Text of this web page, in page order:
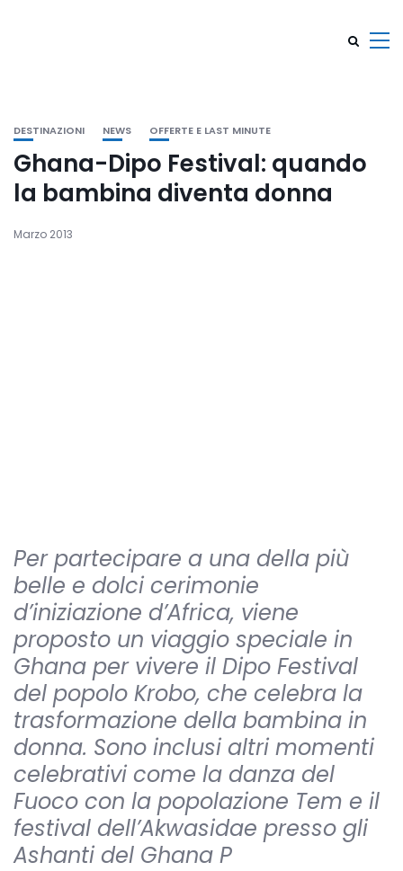
DESTINAZIONI NEWS OFFERTE E LAST MINUTE
Ghana-Dipo Festival: quando
la bambina diventa donna
Marzo 2013
Per partecipare a una della più
belle e dolci cerimonie
d’iniziazione d’Africa, viene
proposto un viaggio speciale in
Ghana per vivere il Dipo Festival
del popolo Krobo, che celebra la
trasformazione della bambina in
donna. Sono inclusi altri momenti
celebrativi come la danza del
Fuoco con la popolazione Tem e il
festival dell’Akwasidae presso gli
Ashanti del Ghana P